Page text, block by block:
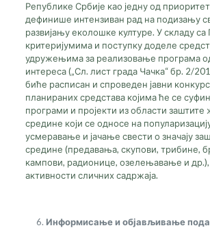
Републике Србије као једну од
дефинише интензиван рад на подизању
развијању еколошке културе. У складу
критеријумима и поступку доделе
удружењима за реализовање програма
интереса („Сл. лист града Чачка“ бр. 2/
биће расписан и спроведен јавни
планираних средстава којима ће се
програми и пројекти из области заштите
средине који се односе на
усмеравање и јачање свести о значају
средине (предавања, скупови, трибине,
кампови, радионице, озелењавање и др.),
активности сличних садржаја.
Информисање и објављивање